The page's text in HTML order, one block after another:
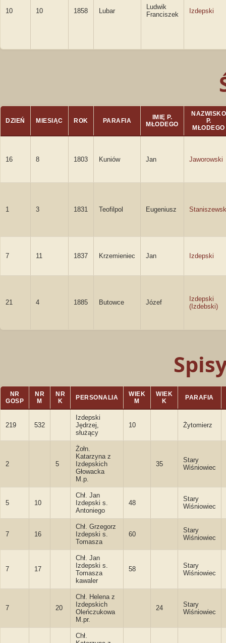
10 10 1858 Lubar
Ludwik
Franciszek
Izdepski
DZIEŃ MIESIĄC ROK PARAFIA
IMIĘ P.
MŁODEGO
NAZWISKO
P.
MŁODEGO
16 8 1803 Kuniów Jan Jaworowski
1 3 1831 Teofilpol Eugeniusz
7 11 1837 Krzemieniec Jan Izdepski
21 4 1885 Butowce Józef
Izdepski
(Izdebski)
NR
GOSP
NR
M
NR
K
PERSONALIA
WIEK
M
WIEK
K
PARAFIA
219 532
Izdepski
Jędrzej,
służący
10 Żytomierz
2 5
Żołn.
Katarzyna z
Izdepskich
Głowacka
M.p.
35
Stary
Wiśniowiec
5 10
Chł. Jan
Izdepski s.
Antoniego
48
Stary
Wiśniowiec
7 16
Chł. Grzegorz
Izdepski s.
Tomasza
60
Stary
Wiśniowiec
7 17
Chł. Jan
Izdepski s.
Tomasza
kawaler
58
Stary
Wiśniowiec
7 20
Chł. Helena z
Izdepskich
Oleńczukowa
M.pr.
24
Stary
Wiśniowiec
Chł.